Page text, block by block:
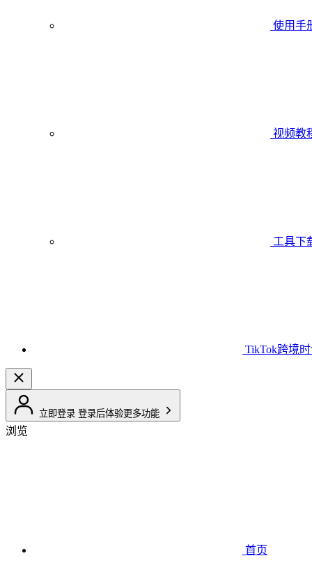
使用手
视频教
工具下
TikTok跨境
立即登录 登录后体验更多功能
浏览
首页